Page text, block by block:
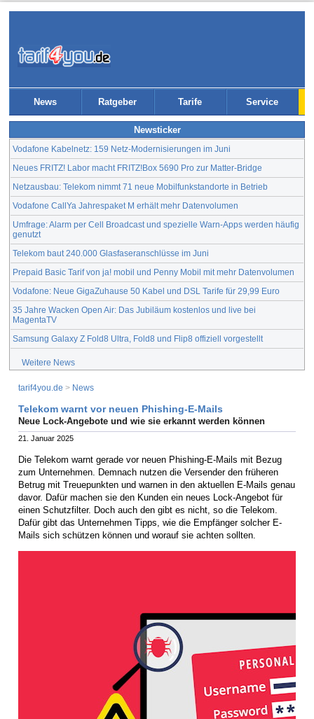
News Ratgeber Tarife Service
Newsticker
Vodafone Kabelnetz: 159 Netz-Modernisierungen im Juni
Neues FRITZ! Labor macht FRITZ!Box 5690 Pro zur Matter-Bridge
Netzausbau: Telekom nimmt 71 neue Mobilfunkstandorte in Betrieb
Vodafone CallYa Jahrespaket M erhält mehr Datenvolumen
Umfrage: Alarm per Cell Broadcast und spezielle Warn-Apps werden häufig
genutzt
Telekom baut 240.000 Glasfaseranschlüsse im Juni
Prepaid Basic Tarif von ja! mobil und Penny Mobil mit mehr Datenvolumen
Vodafone: Neue GigaZuhause 50 Kabel und DSL Tarife für 29,99 Euro
35 Jahre Wacken Open Air: Das Jubiläum kostenlos und live bei
MagentaTV
Samsung Galaxy Z Fold8 Ultra, Fold8 und Flip8 offiziell vorgestellt
Weitere News
tarif4you.de > News
Telekom warnt vor neuen Phishing-E-Mails
Neue Lock-Angebote und wie sie erkannt werden können
21. Januar 2025
Die Telekom warnt gerade vor neuen Phishing-E-Mails mit Bezug
zum Unternehmen. Demnach nutzen die Versender den früheren
Betrug mit Treuepunkten und warnen in den aktuellen E-Mails genau
davor. Dafür machen sie den Kunden ein neues Lock-Angebot für
einen Schutzfilter. Doch auch den gibt es nicht, so die Telekom.
Dafür gibt das Unternehmen Tipps, wie die Empfänger solcher E-
Mails sich schützen können und worauf sie achten sollten.